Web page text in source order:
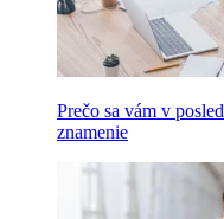
Prečo sa vám v
znamenie